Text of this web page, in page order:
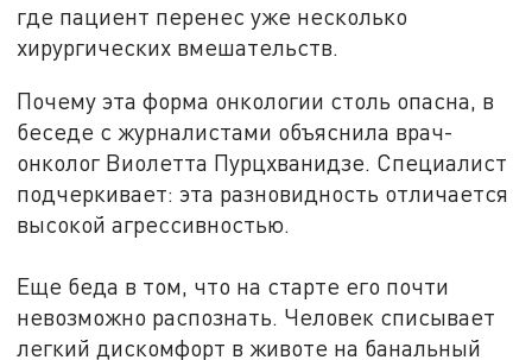
где пациент перенес уже несколько
хирургических вмешательств.
Почему эта форма онкологии столь опасна, в
беседе с журналистами объяснила врач-
онколог Виолетта Пурцхванидзе. Специалист
подчеркивает: эта разновидность отличается
высокой агрессивностью.
Еще беда в том, что на старте его почти
невозможно распознать. Человек списывает
легкий дискомфорт в животе на банальный